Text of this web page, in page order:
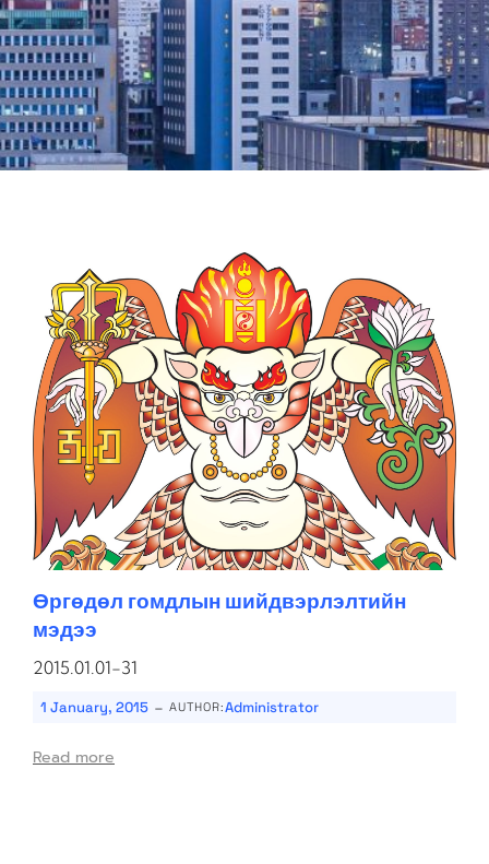
Өргөдөл гомдлын шийдвэрлэлтийн
мэдээ
2015.01.01-31
1 January, 2015 - AUTHOR:Administrator
Read more